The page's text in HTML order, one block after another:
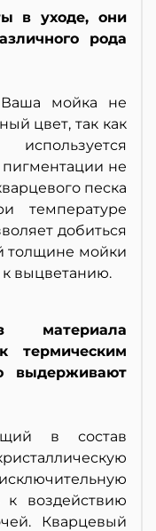
в уходе, они
рода
мойка не
цвет, так как
не
песка
температуре
добиться
толщине мойки
к выцветанию.
материала
термическим
выдерживают
в состав
к воздействию
Кварцевый